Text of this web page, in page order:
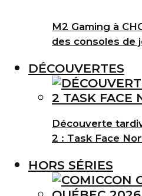
M2 Gaming à
des consoles de
DÉCOUVERTES
Découverte
2 : Task Face
HORS SÉRIES